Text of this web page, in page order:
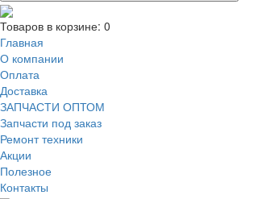
Товаров в корзине: 0
Главная
О компании
Оплата
Доставка
ЗАПЧАСТИ ОПТОМ
Запчасти под заказ
Ремонт техники
Акции
Полезное
Контакты